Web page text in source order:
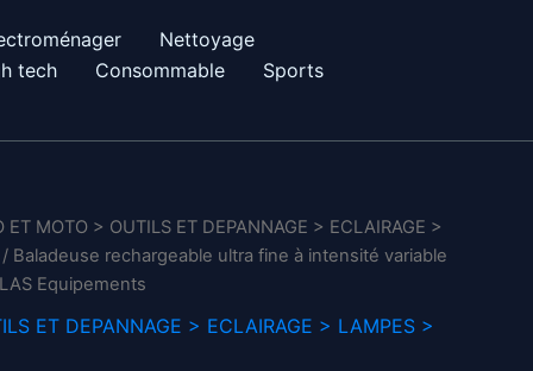
Nettoyage
tech Consommable
Sports
ET MOTO > OUTILS ET DEPANNAGE > ECLAIRAGE >
/ Baladeuse rechargeable ultra fine à intensité variable
Equipements
ET DEPANNAGE > ECLAIRAGE > LAMPES >